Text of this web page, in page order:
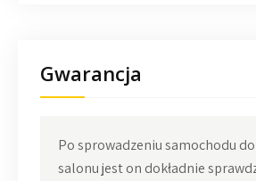
Gwarancja
Po sprowadzeniu samochodu
salonu jest on dokładnie